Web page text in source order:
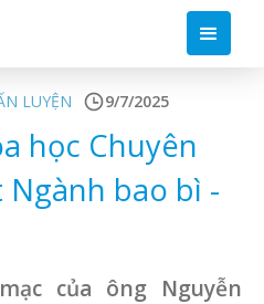
LUYỆN 9/7/2025
học Chuyên
Ngành bao bì -
của ông Nguyễn